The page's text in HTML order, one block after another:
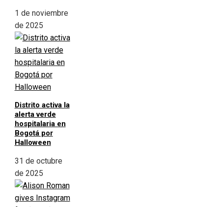
1 de noviembre
de 2025
Distrito activa la
alerta verde
hospitalaria en
Bogotá por
Halloween
31 de octubre
de 2025